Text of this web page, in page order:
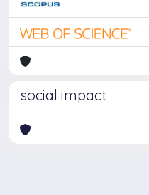
social impact